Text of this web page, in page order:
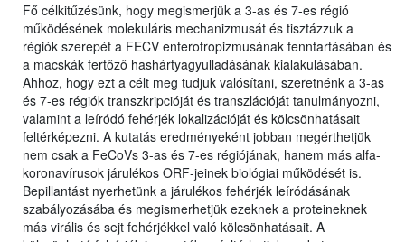
Fő célkitűzésünk, hogy megismerjük a 3-as és 7-es régió
működésének molekuláris mechanizmusát és tisztázzuk a
régiók szerepét a FECV enterotropizmusának fenntartásában és
a macskák fertőző hashártyagyulladásának kialakulásában.
Ahhoz, hogy ezt a célt meg tudjuk valósítani, szeretnénk a 3-as
és 7-es régiók transzkripcióját és transzlációját tanulmányozni,
valamint a leíródó fehérjék lokalizációját és kölcsönhatásait
feltérképezni. A kutatás eredményeként jobban megérthetjük
nem csak a FeCoVs 3-as és 7-es régiójának, hanem más alfa-
koronavírusok járulékos ORF-jeinek biológiai működését is.
Bepillantást nyerhetünk a járulékos fehérjék leíródásának
szabályozásába és megismerhetjük ezeknek a proteineknek
más virális és sejt fehérjékkel való kölcsönhatásait. A